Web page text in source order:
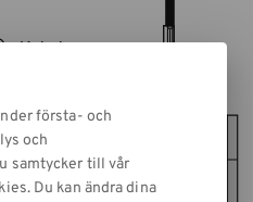
första- och
och
samtycker till vår
Du kan ändra dina